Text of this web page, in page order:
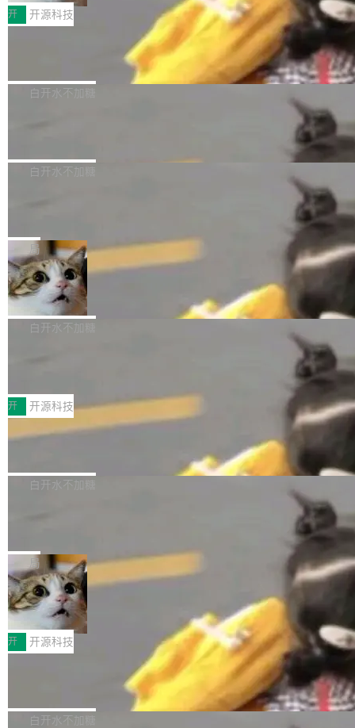
<span><strong>警告：</strong>&nbsp;Zero
的 admin ...
c 上，并在 GitHub 开源。 玩法很简单：按住屏
幕画圈，或者直接甩手机。页面会实时显示转速
（圈/秒），声音来自真实竹知了录音的 1.72 秒
采样，无缝循环。音频解码失败时，还有一套合
成兜底——锯齿波振荡器模拟脉冲，并联带通共
20个小时。他必须在数百张连续影像上，一笔一
笔勾画边界，一层一层识别肌肉组织。如今，使
用东软飞标医学影像标注平台，同样的工作缩短
至4小时，效率提升30倍。 这组数字背后，改变
的不只是速度，而是把医学影像转化为AI能力的
正，才能成为机器能理解的高质量数据。医学影
张CT影像上完成像素级精细分割，让系统"...
开 开源科技
Apache Dubbo-go v3.3.2 正式发布
这个版本面向生产环境，重心在内核稳定性。我
们彻底收敛了旧配置体系，扩展了 Triple 协议与
白开水不加糖
理工具。它可以查看，转换，编辑和分类所有主
新功能 macOS：在 Connect/Share 按钮中添加
通过 AirDop 共享书籍的功能 Content server：
支持可向服务器后端添加新端点的插件 Edit boo
k：Compress images：添加将 GIF 图像转换为
JPEG/WebP 的选项 ToC Editor：添加一个按
白开水不加糖
ube 视频，标题是"SwiftUI 七年后：一个平庸的
故事"。视频核心观点很简单：SwiftUI 发布七年
了，仍然像一个永久公测版。 Manshin 从数据
流、布局系统、API 稳定性、性能、跨平台五个
维度逐一批判了 SwiftUI。最让人印象深刻的一
一，界面错位。他说这个问题"两年前就发现了，
至今没变"。 数据流方面，Manshin 指出 SwiftU
I 的属性包装器演进史...
局
DBeaver 26.1.4 发布
DBeaver 是一个免费开源的通用数据库工具，适
用于开发人员和数据库管理员。DBeaver 26.1.4
AI 聊天功能（添加了一些快捷键）</span></li>
<li><span style="color:#000000">新增了始终
在新 SQL 控制台中打开 AI 生成的脚本的功能</
span></li> <li><span style="color:#000000...
白开水不加糖
2026卫星活动——第二届多语种对话语音语言模
型挑战赛 （Multilingual Conversational Speec
h Language Model Challenge，MLC-SLM）T
ask 1赛道中，传音TEX AI中心语音算法团队以
自主研发的说话人归属多语种自动语音识别系统
化系统等关键方向的系统性技术实力。 本届赛事
聚焦多语言对话语音模型面临的关键技术挑战，
共吸引来自全球工业界与学术界的1...
开 开源科技
Qwen3.8-Max 发布，下周开源 Qwen3.
千问大模型宣布正式推出 Qwen 家族迄今最强大
的模型 Qwen3.8-Max，也是其首个 Max 规模
5 的架构基础构建，参数规模扩展至 2.4 万亿，
激活参数95B，支持100万上下文Tokens，在编
程、办公、科研以及长周期任务等方面实现了全
面提升。它不仅能应对更具挑战性的问题，还能
更可靠地端到端完成复杂任务，输出值得信赖的
成果。 全球开发者都可通过千问 AI 平台获得 Q
wen3.8 的 API 服务：国内每百万 Tok...
白开水不加糖
态生成模型，能生成带原生立体声的 2K 视频。
没有发布会，没有预告，直接扔了篇文章出来，
权重已经上传至 Hugging Face。 去年国内的视
频生成模型还在追 Runway 和 Pika 的参数，今
天 MiniMax H3 从架构到许可都摆上台面了。一
个模型，三个模块，两个开源。 H3 由三个模块
组成：H3-Context-IR 负责多模态指令理解和编
排（闭源，提供 API）；H3-Base 是核心生成模
型，33B 参数，负责 768p 音视频生成（开
局
DeepSeek-V4-Flash正式版API上线超
算互联网
近日，DeepSeek-V4-Flash 正式版 API 开启公
开测试。国家超算互联网正式上线 DeepSeek-V
4-Flash 正式版（DeepSeek-V4-Flash-0731）
模型 API 调用服务和模型文件。 DeepSeek-V4-
Flash-0731 经过大量后训练工作，智能体能力
大幅增强，指令遵循能力大幅增强。在多项基准
开 开源科技
Docker 29.7.1 现已发布，具体更新内容如下：
Bug fixes and enhancements 修复了一个回归
白开水不加糖